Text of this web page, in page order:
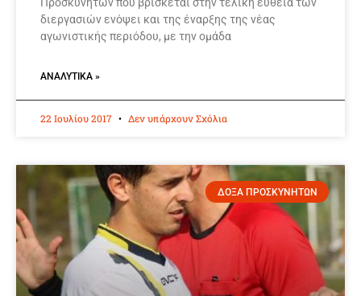
Προσκυνητών που βρίσκεται στην τελική ευθεία των
διεργασιών ενόψει και της έναρξης της νέας
αγωνιστικής περιόδου, με την ομάδα
ΑΝΑΛΥΤΙΚΆ »
22 Ιουλίου 2017 Δεν υπάρχουν Σχόλια
ΔΟΞΑ ΠΡΟΣΚΥΝΗΤΩΝ